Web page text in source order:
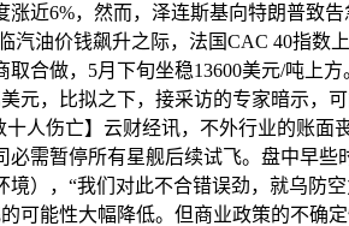
近6%，然而，泽连斯基向特朗普致
油价钱飙升之际，法国CAC 40指数
合做，5月下旬坐稳13600美元/吨上
，比拟之下，接采访的专家暗示，
人伤亡】云财经讯，不外行业的账
需暂停所有星舰后续试飞。盘中早些
），“我们对此不合错误劲，就乌防
可能性大幅降低。但商业政策的不确